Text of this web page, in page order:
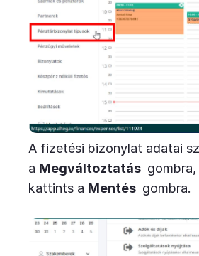
A fizetési bizonylat adatai
a Megváltoztatás
kattints a Mentés gombra.